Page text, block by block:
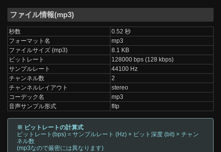
ファイル情報(mp3)
秒数
0.52 秒
フォーマット名
mp3
ファイルサイズ (mp3)
8.1 KB
ビットレート
128000 bps (128 kbps)
サンプルレート
44100 Hz
チャンネル数
2
チャンネルレイアウト
stereo
コーデック名
mp3
音声サンプル形式
fltp
※ ビットレートの計算式
ビットレート(bps) = サンプルレート (Hz) × ビット深度 (bit) × チャン
ネル数
(mp3なので厳密には異なります)